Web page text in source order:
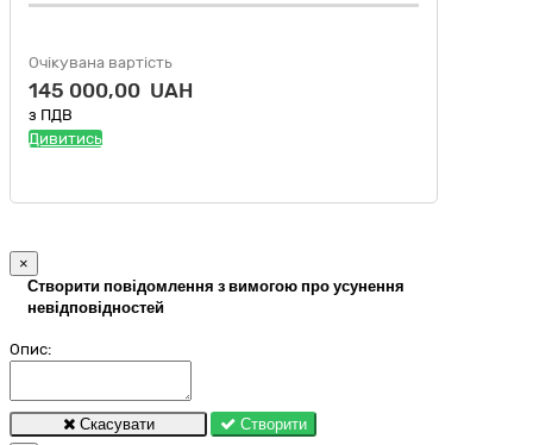
Очікувана вартість
145 000,00 UAH
з ПДВ
Дивитись
×
Створити повідомлення з вимогою про усунення
невідповідностей
Опис:
Скасувати
Створити